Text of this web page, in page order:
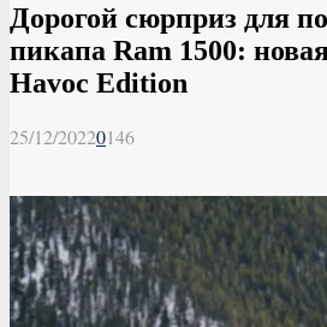
Дорогой сюрприз для
пикапа Ram 1500:
Havoc Edition
25/12/20220146